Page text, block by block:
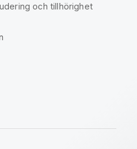
och tillhörighet